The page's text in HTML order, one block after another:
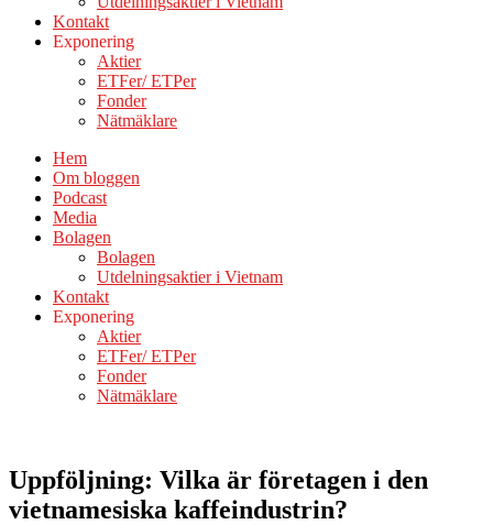
Kontakt
Exponering
Aktier
ETFer/ ETPer
Fonder
Nätmäklare
Hem
Om bloggen
Podcast
Media
Bolagen
Bolagen
Utdelningsaktier i Vietnam
Kontakt
Exponering
Aktier
ETFer/ ETPer
Fonder
Nätmäklare
Uppföljning: Vilka är företagen i den
vietnamesiska kaffeindustrin?